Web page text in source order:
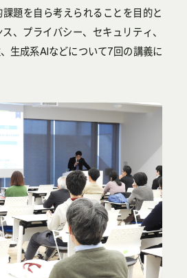
題を自ら考えられることを目的と
、プライバシー、セキュリティ、
生成系AIなどについて7回の講義に